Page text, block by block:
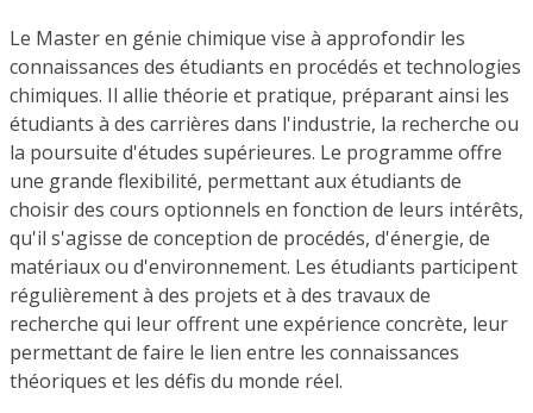
Le Master en génie chimique vise à approfondir les
connaissances des étudiants en procédés et technologies
chimiques. Il allie théorie et pratique, préparant ainsi les
étudiants à des carrières dans l'industrie, la recherche ou
la poursuite d'études supérieures. Le programme offre
une grande flexibilité, permettant aux étudiants de
choisir des cours optionnels en fonction de leurs intérêts,
qu'il s'agisse de conception de procédés, d'énergie, de
matériaux ou d'environnement. Les étudiants participent
régulièrement à des projets et à des travaux de
recherche qui leur offrent une expérience concrète, leur
permettant de faire le lien entre les connaissances
théoriques et les défis du monde réel.